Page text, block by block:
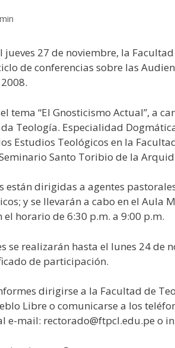
jueves 27 de noviembre, la
de conferencias sobre las
tema “El Gnosticismo Actual”, a
Teología. Especialidad
Estudios Teológicos en la
Santo Toribio de la
están dirigidas a agentes
y se llevarán a cabo en el Aula
el horario de 6:30 p.m. a 9:00 p.m.
se realizarán hasta el lunes 24 de
de participación.
dirigirse a la Facultad de
Libre o comunicarse a los
e-mail: rectorado@ftpcl.edu.pe o